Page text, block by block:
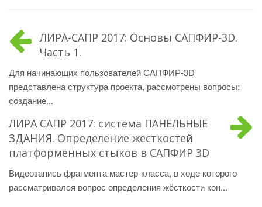
ЛИРА-САПР 2017: Основы САПФИР-3D.
Часть 1.
Для начинающих пользователей САПФИР-3D
представлена структура проекта, рассмотрены вопросы:
создание...
ЛИРА САПР 2017: система ПАНЕЛЬНЫЕ
ЗДАНИЯ. Определение жесткостей
платформенных стыков в САПФИР 3D
Видеозапись фрагмента мастер-класса, в ходе которого
рассматривался вопрос определения жёсткости кон...